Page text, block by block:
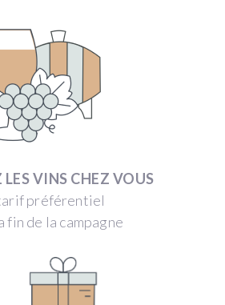
LES VINS CHEZ VOUS
préférentiel
fin de la campagne